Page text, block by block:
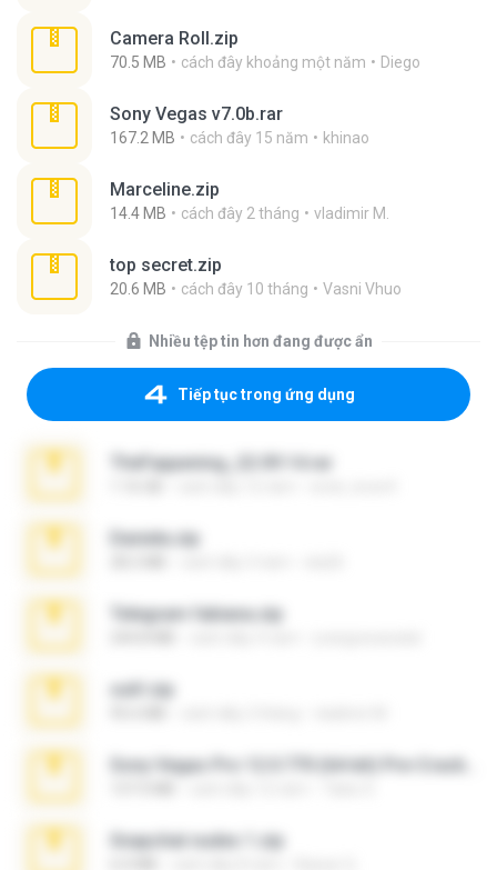
Camera Roll.zip
70.5 MB cách đây khoảng một năm Diego
Sony Vegas v7.0b.rar
167.2 MB cách đây 15 năm khinao
Marceline.zip
14.4 MB cách đây 2 tháng vladimir M.
top secret.zip
20.6 MB cách đây 10 tháng Vasni Vhuo
Nhiều tệp tin hơn đang được ẩn
Tiếp tục trong ứng dụng
TheFappening_22.09.14.rar
Daniela.zip
Telegram fabiana.zip
ouh!.zip
Snapchat nudes 1.zip